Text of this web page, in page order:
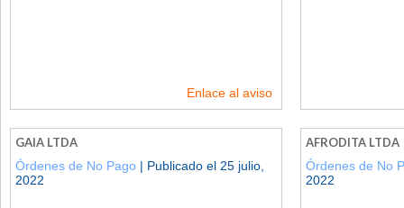
Enlace al aviso
GAIA LTDA
Órdenes de No Pago | Publicado el 25 julio,
2022
AFRODITA LTDA
Órdenes de No
2022